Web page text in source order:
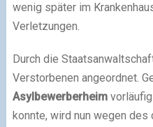
wenig später im
Verletzungen.
Durch die
Verstorbenen angeordnet.
Asylbewerberheim
konnte, wird nun wegen